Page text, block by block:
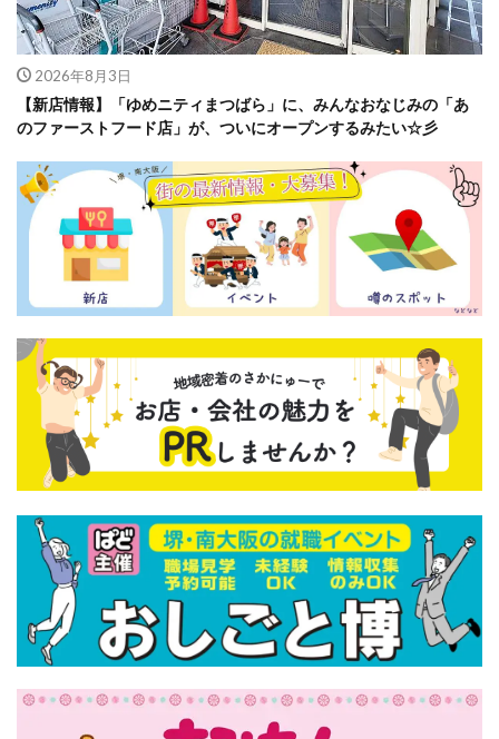
2026年8月3日
【新店情報】「ゆめニティまつばら」に、みんなおなじみの「あ
のファーストフード店」が、ついにオープンするみたい☆彡